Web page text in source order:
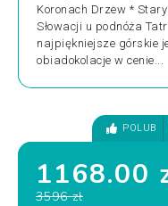
Koronach Drzew *
Słowacji u podnóża
najpiękniejsze górskie
obiadokolacje w cenie...
POLUB
1168.00
3596 zł